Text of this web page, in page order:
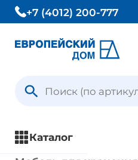
+7 (4012) 200-777
Каталог
Вопрос — Ответ
Каталог